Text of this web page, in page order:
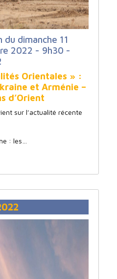
du dimanche 11
2022 - 9h30 -
Orientales » :
et Arménie –
d’Orient
sur l’actualité récente
: les…